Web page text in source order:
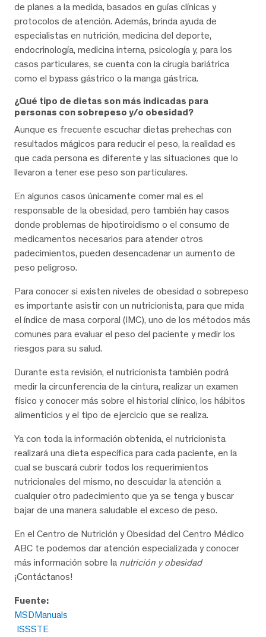
de planes a la medida, basados en guías clínicas y
protocolos de atención. Además, brinda ayuda de
especialistas en nutrición, medicina del deporte,
endocrinología, medicina interna, psicología y, para los
casos particulares, se cuenta con la cirugía bariátrica
como el bypass gástrico o la manga gástrica.
¿Qué tipo de dietas son más indicadas para
personas con sobrepeso y/o obesidad?
Aunque es frecuente escuchar dietas prehechas con
resultados mágicos para reducir el peso, la realidad es
que cada persona es diferente y las situaciones que lo
llevaron a tener ese peso son particulares.
En algunos casos únicamente comer mal es el
responsable de la obesidad, pero también hay casos
donde problemas de hipotiroidismo o el consumo de
medicamentos necesarios para atender otros
padecimientos, pueden desencadenar un aumento de
peso peligroso.
Para conocer si existen niveles de obesidad o sobrepeso
es importante asistir con un nutricionista, para que mida
el índice de masa corporal (IMC), uno de los métodos más
comunes para evaluar el peso del paciente y medir los
riesgos para su salud.
Durante esta revisión, el nutricionista también podrá
medir la circunferencia de la cintura, realizar un examen
físico y conocer más sobre el historial clínico, los hábitos
alimenticios y el tipo de ejercicio que se realiza.
Ya con toda la información obtenida, el nutricionista
realizará una dieta específica para cada paciente, en la
cual se buscará cubrir todos los requerimientos
nutricionales del mismo, no descuidar la atención a
cualquier otro padecimiento que ya se tenga y buscar
bajar de una manera saludable el exceso de peso.
En el Centro de Nutrición y Obesidad del Centro Médico
ABC te podemos dar atención especializada y conocer
más información sobre la nutrición y obesidad
¡Contáctanos!
Fuente:
MSDManuals
ISSSTE